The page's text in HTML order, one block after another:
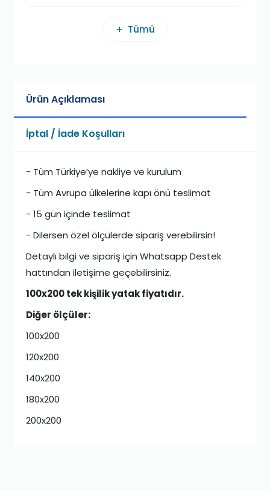
Tümü
Ürün Açıklaması
İptal / İade Koşulları
- Tüm Türkiye’ye nakliye ve kurulum
- Tüm Avrupa ülkelerine kapı önü teslimat
- 15 gün içinde teslimat
- Dilersen özel ölçülerde sipariş verebilirsin!
Detaylı bilgi ve sipariş için Whatsapp Destek
hattından iletişime geçebilirsiniz.
100x200 tek kişilik yatak fiyatıdır.
Diğer ölçüler:
100x200
120x200
140x200
180x200
200x200